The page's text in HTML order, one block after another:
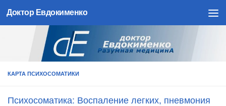
Skip to content
Доктор Евдокименко
КАРТА ПСИХОСОМАТИКИ
Психосоматика: Воспаление легких, пневмония